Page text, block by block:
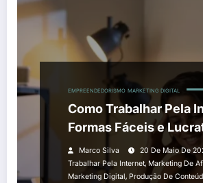
EMPREENDEDORISMO MARKETING DIGITAL
Como Trabalhar Pela
Formas Fáceis e
Marco Silva 20 De Maio De
Trabalhar Pela Internet, Marketing De
Marketing Digital, Produção De